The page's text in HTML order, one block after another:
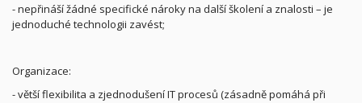
- nepřináší žádné specifické nároky na další školení a znalosti – je
jednoduché technologii zavést;
Organizace:
- větší flexibilita a zjednodušení IT procesů (zásadně pomáhá při